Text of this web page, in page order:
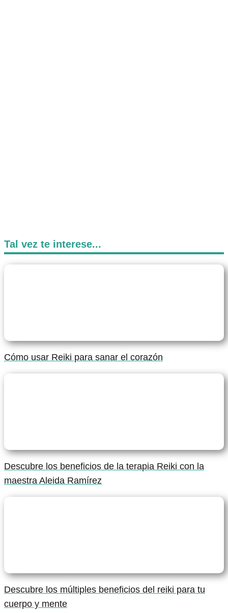
Tal vez te interese...
Cómo usar Reiki para sanar el corazón
Descubre los beneficios de la terapia Reiki con la
maestra Aleida Ramírez
Descubre los múltiples beneficios del reiki para tu
cuerpo y mente